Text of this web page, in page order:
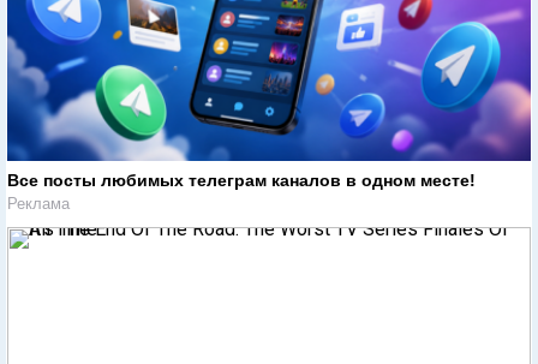
Все посты любимых телеграм каналов в одном месте!
Реклама